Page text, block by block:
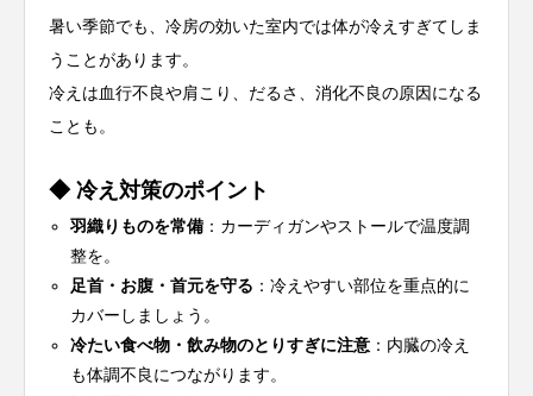
暑い季節でも、冷房の効いた室内では体が冷えすぎてしま
う ことがあります。
冷えは血行不良や肩こり、だるさ、消化不良の原因になる
ことも。
◆ 冷え対策のポイント
羽織りものを常備 ：カーディガンやストールで温度調
整を。
足首・お腹・首元を守る ：冷えやすい部位を重点的に
カバーしましょう。
冷たい食べ物・飲み物のとりすぎに注意 ：内臓の冷え
も体調不良につながります。